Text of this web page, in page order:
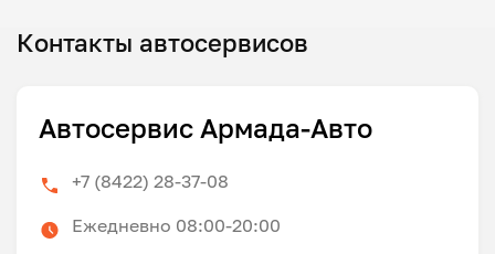
Контакты автосервисов
Автосервис Армада-Авто
+7 (8422) 28-37-08
Ежедневно 08:00-20:00